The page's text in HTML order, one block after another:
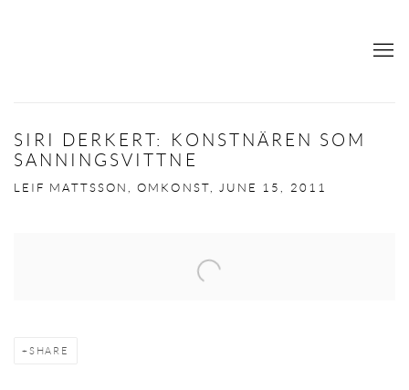
SIRI DERKERT: KONSTNÄREN SOM
SANNINGSVITTNE
LEIF MATTSSON, OMKONST, JUNE 15, 2011
SHARE